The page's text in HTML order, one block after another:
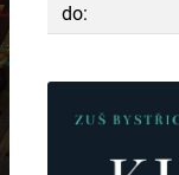
RÁJ
Chcete si
chaloupkách?
VÍCE INFORMACÍ
do: